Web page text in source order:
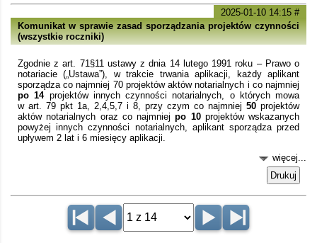
2025-01-10 14:15 #
Komunikat w sprawie zasad sporządzania projektów czynności
(wszystkie roczniki)
Zgodnie z art. 71§11 ustawy z dnia 14 lutego 1991 roku – Prawo o
notariacie („Ustawa”), w trakcie trwania aplikacji, każdy aplikant
sporządza co najmniej 70 projektów aktów notarialnych i co najmniej
po 14projektów innych czynności notarialnych, o których mowa
w art. 79 pkt 1a, 2,4,5,7 i 8, przy czym co najmniej 50 projektów
aktów notarialnych oraz co najmniejpo 10projektów wskazanych
powyżej innych czynności notarialnych, aplikant sporządza przed
upływem 2 lat i 6 miesięcy aplikacji.
więcej...
Drukuj